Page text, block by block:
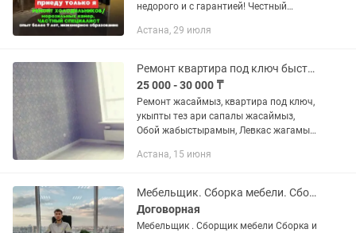
недорого и с гарантией! Честный
частный мастер по ремонту
Астана, 29 июля
Ремонт квартира под ключ быстро аккуратно качественно
25 000 - 30 000 ₸
Ремонт жасаймыз, квартира под ключ,
укыпты тез ари сапалы жасаймыз,
Обой жабыстырамын, Левкас жагамын,
саламын, Гипсокартон дизайн кез
Астана, 15 июня
Мебельщик. Сборка мебели. Сборщик мебели. Ремонт мебели. Быстро качественно
Договорная
Мебельщик . Сборщик мебели Сборка и